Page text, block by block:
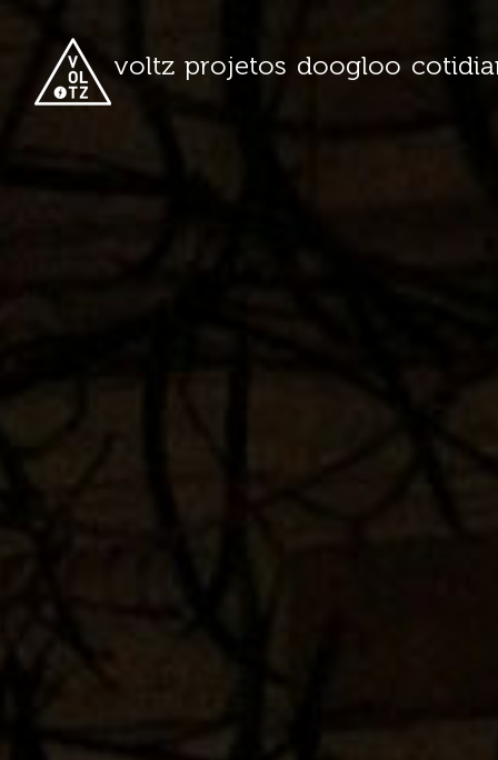
voltz projetos doogloo